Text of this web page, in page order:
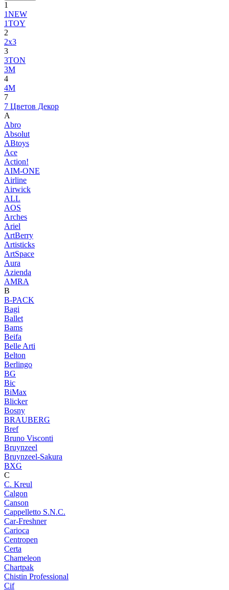
1
1NEW
1TOY
2
2x3
3
3TON
3М
4
4M
7
7 Цветов Декор
A
Abro
Absolut
ABtoys
Ace
Action!
AIM-ONE
Airline
Airwick
ALL
AOS
Arches
Ariel
ArtBerry
Artisticks
ArtSpace
Aura
Azienda
AМRA
B
B-PACK
Bagi
Ballet
Bams
Beifa
Belle Arti
Belton
Berlingo
BG
Bic
BiMax
Blicker
Bosny
BRAUBERG
Bref
Bruno Visconti
Bruynzeel
Bruynzeel-Sakura
BXG
C
C. Kreul
Calgon
Canson
Cappelletto S.N.C.
Car-Freshner
Carioca
Centropen
Certa
Chameleon
Chartpak
Chistin Professional
Cif